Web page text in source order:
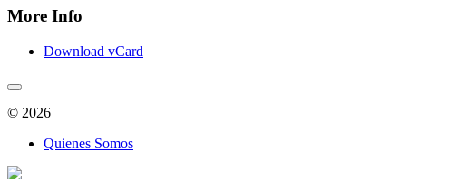
More Info
Download vCard
© 2026
Quienes Somos